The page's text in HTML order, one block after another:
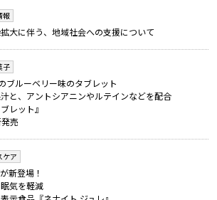
報
大に伴う、地域社会への支援について
子
ブルーベリー味のタブレット
と、アントシアニンやルテインなどを配合
レット』
売
ケア
新登場！
気を軽減